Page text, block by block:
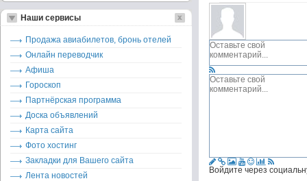
Войдите через
Наши сервисы
Продажа авиабилетов, бронь отелей
Онлайн переводчик
Афиша
Гороскоп
Партнёрская программа
Доска объявлений
Карта сайта
Фото хостинг
Закладки для Вашего сайта
Лента новостей